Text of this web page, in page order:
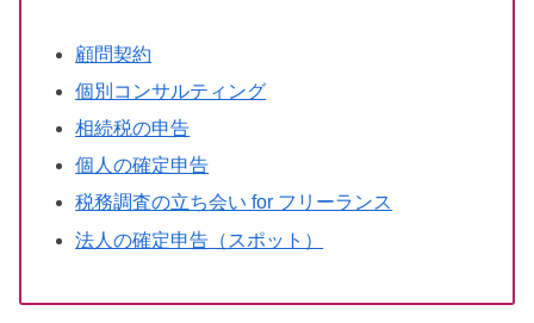
顧問契約
個別コンサルティング
相続税の申告
個人の確定申告
税務調査の立ち会い for フリーランス
法人の確定申告（スポット）